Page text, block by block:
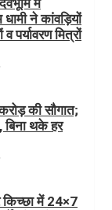
में
ने कांवड़ियों
पर्यावरण मित्रों
की सौगात;
बिना थके हर
किच्छा में 24×7